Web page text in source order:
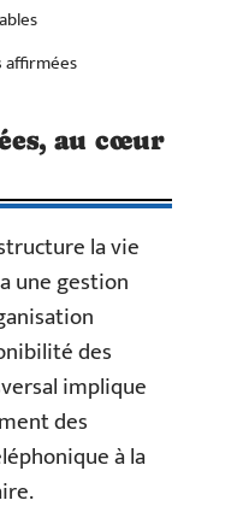
affirmées
au cœur
la vie
une gestion
des
implique
des
à la